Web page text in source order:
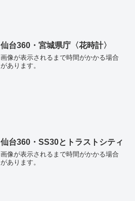
仙台360・宮城県庁〈花時計〉
画像が表示されるまで時間がかかる場合
があります。
仙台360・SS30とトラストシティ
画像が表示されるまで時間がかかる場合
があります。